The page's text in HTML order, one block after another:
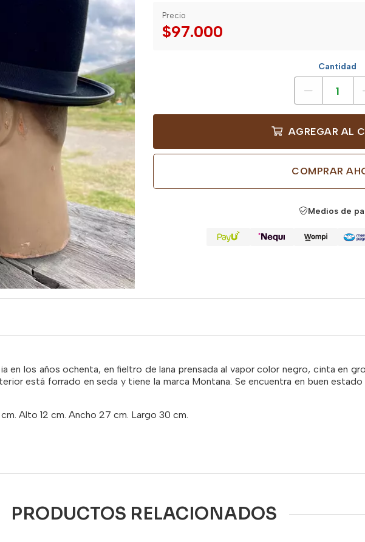
Precio
$97.000
Cantidad
AGREGAR AL
COMPRAR
Medios de
en los años ochenta, en fieltro de lana prensada al vapor color negro, cinta en
está forrado en seda y tiene la marca Montana. Se encuentra en buen
Alto 12 cm. Ancho 27 cm. Largo 30 cm.
PRODUCTOS RELACIONADOS